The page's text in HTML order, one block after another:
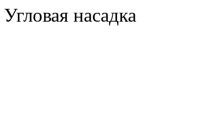
Угловая насадка